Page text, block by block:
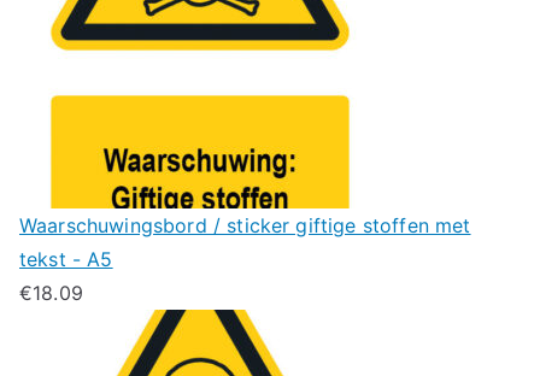
Waarschuwingsbord / sticker giftige stoffen met
tekst - A5
€18.09